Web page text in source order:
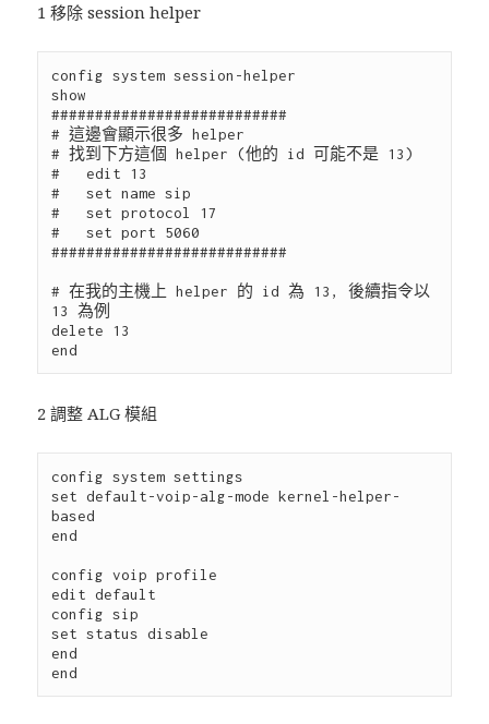
1 移除 session helper
config system session-helper
show
###########################
# 這邊會顯示很多 helper
# 找到下方這個 helper (他的 id 可能不是 13)
#   edit 13
#   set name sip
#   set protocol 17
#   set port 5060
###########################
# 在我的主機上 helper 的 id 為 13, 後續指令以
13 為例
delete 13
2 調整 ALG 模組
config system settings
set default-voip-alg-mode kernel-helper-
based
end
config voip profile
edit default
config sip
set status disable
end